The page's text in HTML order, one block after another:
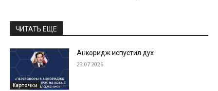
ЧИТАТЬ ЕЩЕ
Карточки
Анкоридж испустил дух
23.07.2026